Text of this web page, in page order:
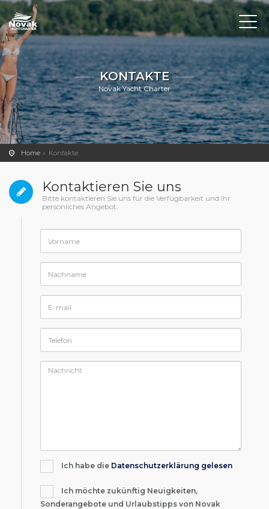
KONTAKTE
Novak Yacht Charter
Home Kontakte
Kontaktieren Sie uns
Bitte kontaktieren Sie uns für die Verfügbarkeit und Ihr
persönliches Angebot.
Ich habe die Datenschutzerklärung gelesen
Ich möchte zukünftig Neuigkeiten,
Sonderangebote und Urlaubstipps von Novak